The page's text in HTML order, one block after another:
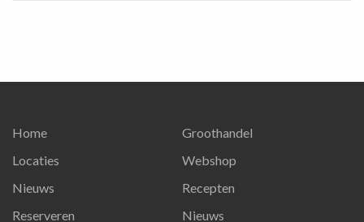
Home
Locaties
Nieuws
Reserveren
Groothandel
Webshop
Recepten
Nieuws